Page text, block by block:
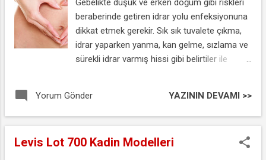
Gebelikte düşük ve erken doğum gibi riskleri
beraberinde getiren idrar yolu enfeksiyonuna
dikkat etmek gerekir. Sık sık tuvalete çıkma,
idrar yaparken yanma, kan gelme, sızlama ve
sürekli idrar varmış hissi gibi belirtiler ile
Yorum Gönder YAZININ DEVAMI >>
Levis Lot 700 Kadin Modelleri